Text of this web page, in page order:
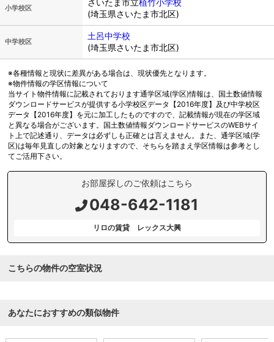
小学校区
さいたま市立植竹小学校
(埼玉県さいたま市北区)
中学校区
土呂中学校
(埼玉県さいたま市北区)
※各種情報と現状に差異がある場合は、現状優先となります。
※物件情報の学区情報について
当サイト物件情報に記載されております通学区域(学区)情報は、国土数値情報
ダウンロードサービスが提供する小学校区データ【2016年度】及び中学校区
データ【2016年度】を元に加工したものですので、記載情報が現在の学区域
と異なる場合がございます。国土数値情報ダウンロードサービスのWEBサイ
ト上で記述通り、データは必ずしも正確とは言えません。また、通学区域(学
区)は毎年見直しの対象となりますので、そちらを踏まえ学区情報は参考とし
てご活用下さい。
お部屋探しのご依頼はこちら
048-642-1181
リロの賃貸 レックス大興
こちらの物件の空室状況
あなたにおすすめの類似物件